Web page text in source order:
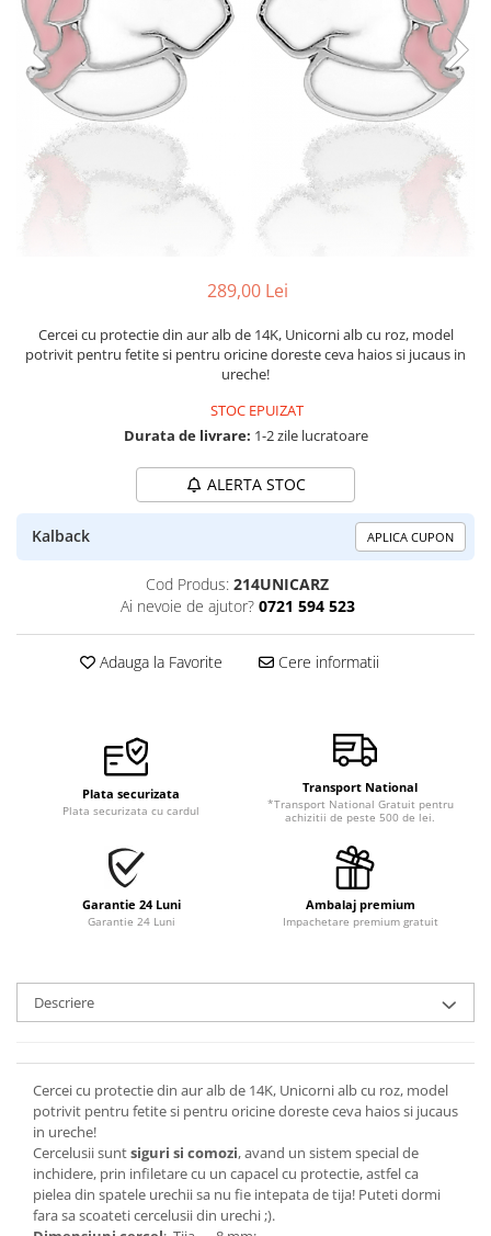
289,00 Lei
Cercei cu protectie din aur alb de 14K, Unicorni alb cu roz, model
potrivit pentru fetite si pentru oricine doreste ceva haios si jucaus in
ureche!
STOC EPUIZAT
Durata de livrare: 1-2 zile lucratoare
ALERTA STOC
Kalback APLICA CUPON
Cod Produs: 214UNICARZ
Ai nevoie de ajutor? 0721 594 523
Adauga la Favorite Cere informatii
Plata securizata
Plata securizata cu cardul
Transport National
*Transport National Gratuit pentru
achizitii de peste 500 de lei.
Garantie 24 Luni
Garantie 24 Luni
Ambalaj premium
Impachetare premium gratuit
Descriere
Cercei cu protectie din aur alb de 14K, Unicorni alb cu roz, model
potrivit pentru fetite si pentru oricine doreste ceva haios si jucaus
in ureche!
Cercelusii suntsiguri si comozi, avand un sistem special de
inchidere, prin infiletare cu un capacel cu protectie, astfel ca
pielea din spatele urechii sa nu fie intepata de tija! Puteti dormi
fara sa scoateti cercelusii din urechi ;).